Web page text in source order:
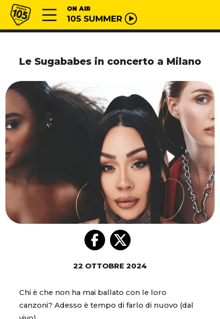
Vai al contenuto
Radio 105 ON AIR
105 SUMMER
Le Sugababes in concerto a Milano
22 OTTOBRE 2024
Chi è che non ha mai ballato con le loro
canzoni? Adesso è tempo di farlo di nuovo (dal